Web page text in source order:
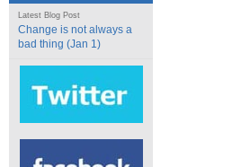
Latest Blog Post
Change is not always a
bad thing (Jan 1)